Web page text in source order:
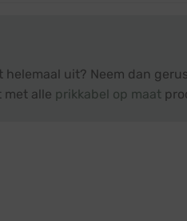
helemaal uit? Neem dan
met alle prikkabel op maat